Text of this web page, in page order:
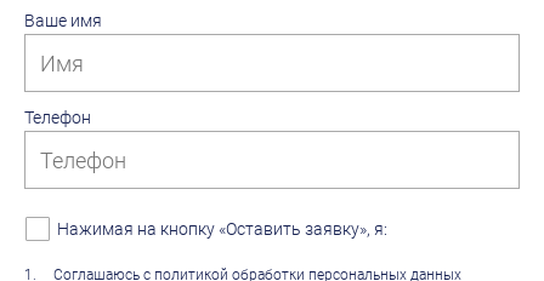
Ваше имя
Телефон
Нажимая на кнопку «Оставить заявку», я:
1 . Соглашаюсь с политикой обработки персональных данных